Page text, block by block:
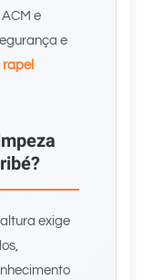
e
e
rapel
exige